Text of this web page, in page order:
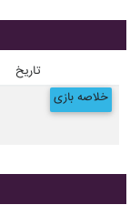
تاریخ
خلاصه بازی